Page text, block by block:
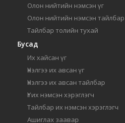
Олон нийтийн нэмсэн үг
Олон нийтийн нэмсэн тайлбар
Тайлбар толийн тухай
Бусад
Их хайсан үг
Үнэлгээ их авсан үг
Үнэлгээ их авсан тайлбар
Үг их нэмсэн хэрэглэгч
Тайлбар их нэмсэн хэрэглэгч
Ашиглах заавар